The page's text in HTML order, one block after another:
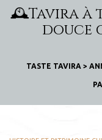
🕰️Tavira à
douce
TASTE TAVIRA >